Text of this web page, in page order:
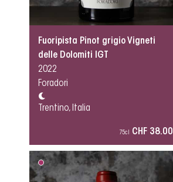
Fuoripista Pinot grigio Vigneti
delle Dolomiti IGT
2022
Foradori
Trentino, Italia
75cl CHF 38.00